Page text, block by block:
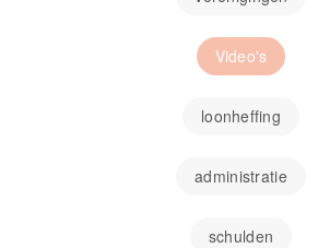
Video's
loonheffing
administratie
schulden